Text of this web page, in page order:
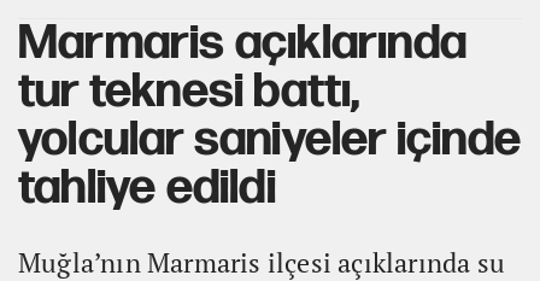
Marmaris açıklarında
tur teknesi battı,
yolcular saniyeler içinde
tahliye edildi
Muğla’nın Marmaris ilçesi açıklarında su